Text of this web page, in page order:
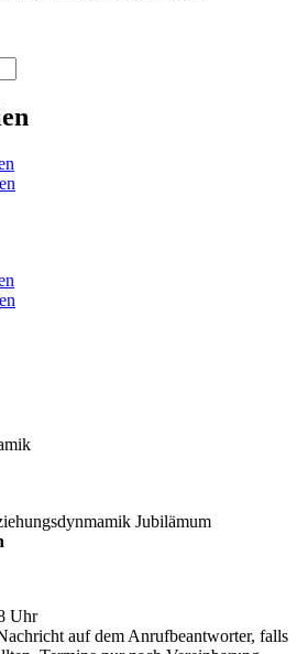
Uhr
auf dem Anrufbeantworter, falls